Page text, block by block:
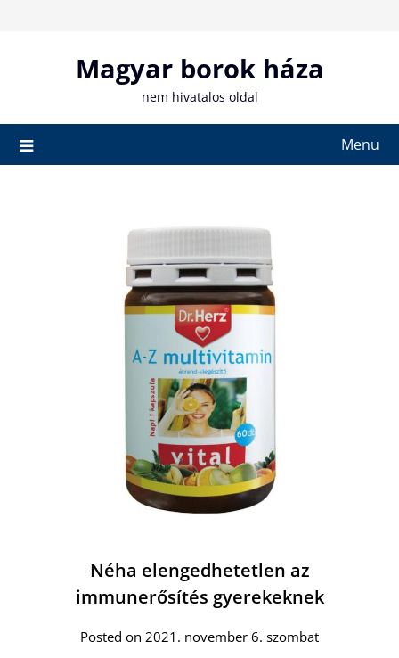
Magyar borok háza
nem hivatalos oldal
Menu
Néha elengedhetetlen az
immunerősítés gyerekeknek
Posted on 2021. november 6. szombat